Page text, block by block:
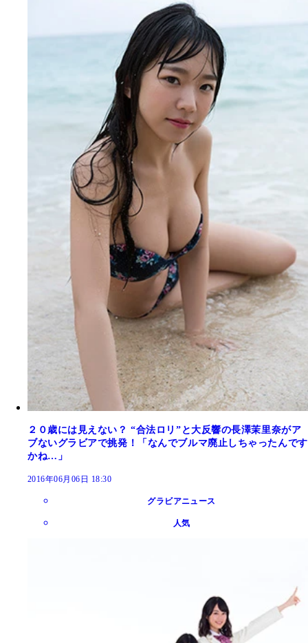
２０歳には見えない？ “合法ロリ”と大反響の長澤茉里奈がア
ブないグラビアで挑発！「なんでブルマ廃止しちゃったんです
かね…」
2016年06月06日 18:30
グラビアニュース
人気